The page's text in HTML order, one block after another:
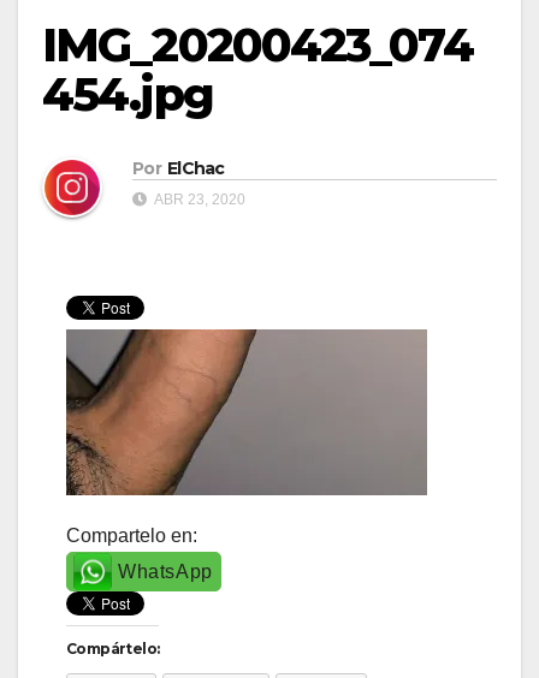
IMG_20200423_074
454.jpg
Por ElChac
ABR 23, 2020
Compartelo en:
WhatsApp
Compártelo: